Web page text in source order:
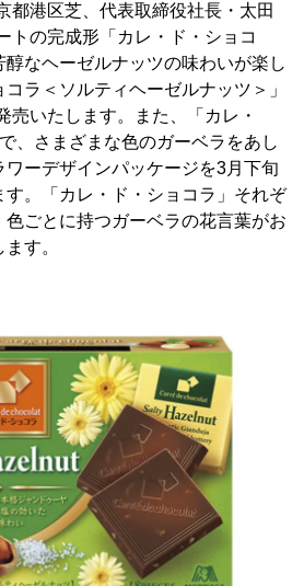
都港区芝、代表取締役社長・太田
トの完成形「カレ・ド・ショコ
なヘーゼルナッツの味わいが楽し
ラ＜ソルティヘーゼルナッツ＞」
売いたします。また、「カレ・
、さまざまな色のガーベラをあし
ワーデザインパッケージを3月下旬
す。「カレ・ド・ショコラ」それぞ
ごとに持つガーベラの花言葉がお
す。